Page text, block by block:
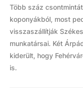
Több száz
koponyákból, most
visszaszállítják
munkatársai. Két
kiderült, hogy
is.